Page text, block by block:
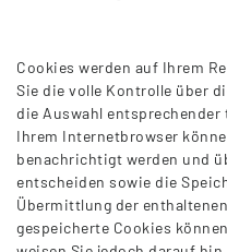
Cookies werden auf Ihrem
Sie die volle Kontrolle über
die Auswahl
Ihrem Internetbrowser
benachrichtigt werden und
entscheiden sowie die
Übermittlung der
gespeicherte Cookies